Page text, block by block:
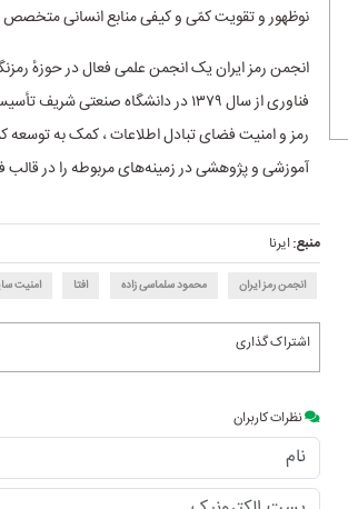
نوظهور و تقویت کمّی و کیفی منابع انسانی
انجمن رمز ایران یک انجمن علمی فعال در حوزهٔ
فناوری از سال ۱۳۷۹ در دانشگاه
رمز و امنیت فضای تبادل اطلاعات ، کمک به
آموزشی و پژوهشی در زمینه‌های مربوطه را در
منبع:ایرنا
انجمن رمز ایران محمود سلماسی زاده افتا امنیت
اشتراک گذاری
نظرات کاربران